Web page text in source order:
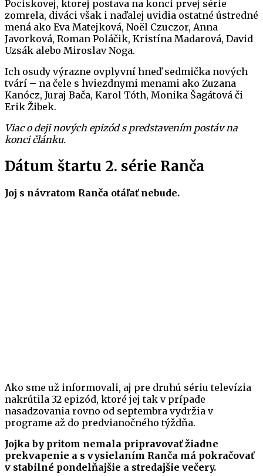
Pociskovej, ktorej postava na konci prvej série
zomrela, diváci však i naďalej uvidia ostatné ústredné
mená ako Eva Matejková, Noël Czuczor, Anna
Javorková, Roman Poláčik, Kristína Madarová, David
Uzsák alebo Miroslav Noga.
Ich osudy výrazne ovplyvní hneď sedmička nových
tvárí – na čele s hviezdnymi menami ako Zuzana
Kanócz, Juraj Bača, Karol Tóth, Monika Šagátová či
Erik Žibek.
Viac o deji nových epizód s predstavením postáv na
konci článku.
Dátum štartu 2. série Ranča
Joj s návratom Ranča otáľať nebude.
Ako sme už informovali, aj pre druhú sériu televízia
nakrútila 32 epizód, ktoré jej tak v prípade
nasadzovania rovno od septembra vydržia v
programe až do predvianočného týždňa.
Jojka by pritom nemala pripravovať žiadne
prekvapenie a s vysielaním Ranča má pokračovať
v stabilné pondelňajšie a stredajšie večery.